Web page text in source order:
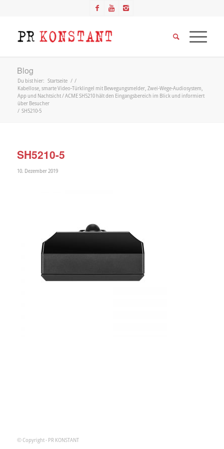
Blog
Du bist hier: Startseite / /
Kabellose, smarte Video-Türklingel mit Bewegungsmelder, Zwei-Wege-Audiosystem,
App und Nachtsicht / ACME SH5210 hält den Eingangsbereich im Blick und informiert
über Besucher
/ SH5210-5
SH5210-5
10. Dezember 2019
© Copyright - PR KONSTANT